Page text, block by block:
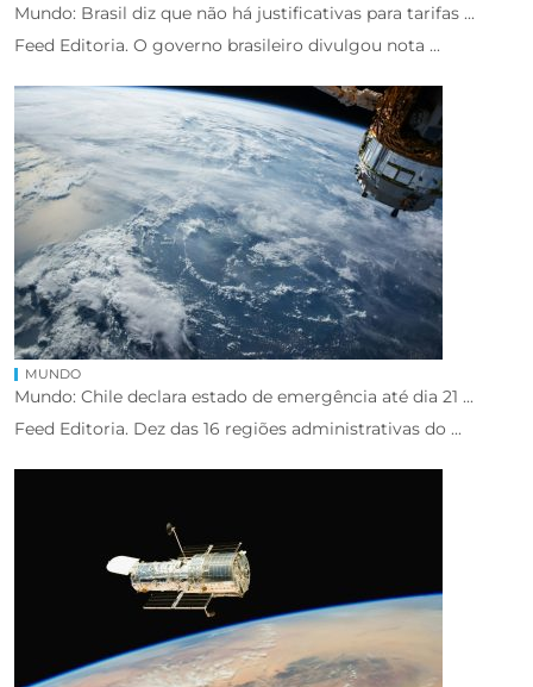
Mundo: Brasil diz que não há justificativas para tarifas ...
Feed Editoria. O governo brasileiro divulgou nota ...
MUNDO
Mundo: Chile declara estado de emergência até dia 21 ...
Feed Editoria. Dez das 16 regiões administrativas do ...